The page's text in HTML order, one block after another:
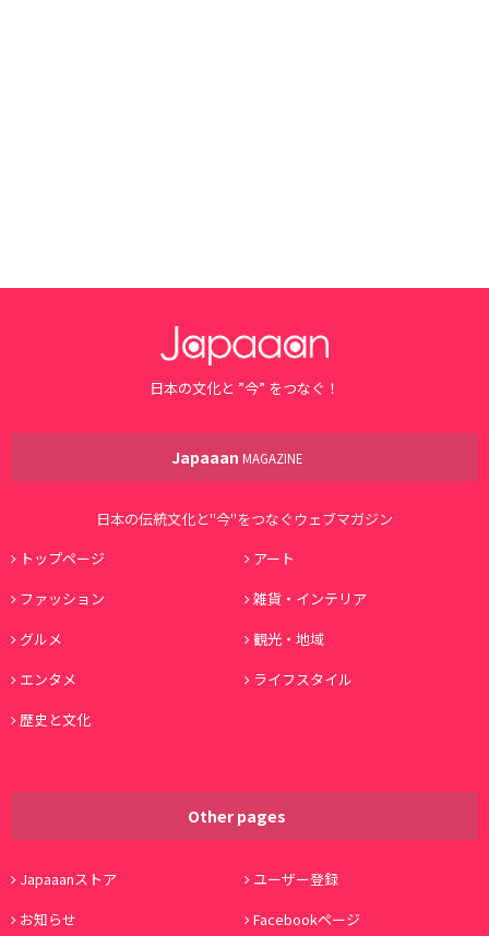
日本の文化と ”今” をつなぐ！
Japaaan MAGAZINE
日本の伝統文化と"今"をつなぐウェブマガジン
トップページ
アート
ファッション
雑貨・インテリア
グルメ
観光・地域
エンタメ
ライフスタイル
歴史と文化
Other pages
Japaaanストア
ユーザー登録
お知らせ
Facebookページ